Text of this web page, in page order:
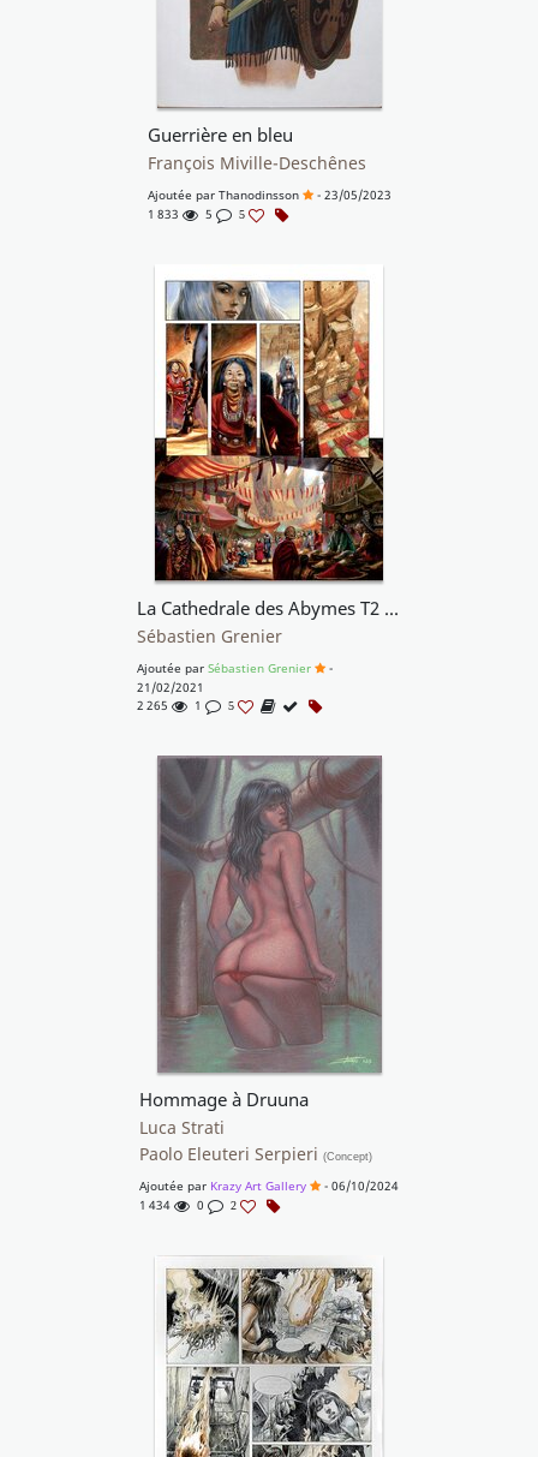
Guerrière en bleu
François Miville-Deschênes
Ajoutée par Thanodinsson
- 23/05/2023
1 833
5 5
La Cathedrale des Abymes T2 p12
Sébastien Grenier
Ajoutée par Sébastien Grenier
-
21/02/2021
2 265
1 5
Hommage à Druuna
Luca Strati
Paolo Eleuteri Serpieri (Concept)
Ajoutée par Krazy Art Gallery
- 06/10/2024
1 434
0 2